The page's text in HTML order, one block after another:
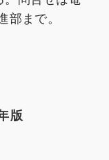
まで。
版